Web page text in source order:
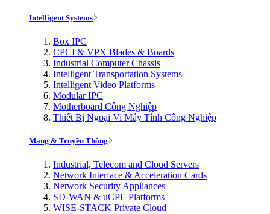
Intelligent Systems
Box IPC
CPCI & VPX Blades & Boards
Industrial Computer Chassis
Intelligent Transportation Systems
Intelligent Video Platforms
Modular IPC
Motherboard Công Nghiệp
Thiết Bị Ngoại Vi Máy Tính Công Nghiệp
Mạng & Truyền Thông
Industrial, Telecom and Cloud Servers
Network Interface & Acceleration Cards
Network Security Appliances
SD-WAN & uCPE Platforms
WISE-STACK Private Cloud